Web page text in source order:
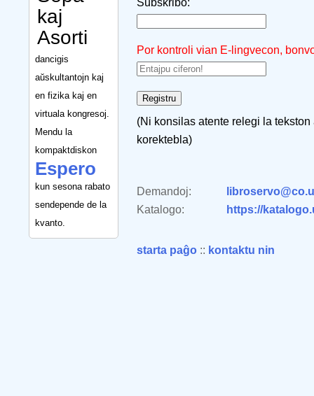
kaj
Asorti
dancigis
aŭskultantojn kaj
en fizika kaj en
virtuala kongresoj.
Mendu la
kompaktdiskon
Espero
kun sesona rabato
sendepende de la
kvanto.
Subskribo:
Por kontroli vian E-lingvecon,
(Ni konsilas atente relegi la
korektebla)
Demandoj:
Katalogo:
https://
starta paĝo :: kontaktu nin